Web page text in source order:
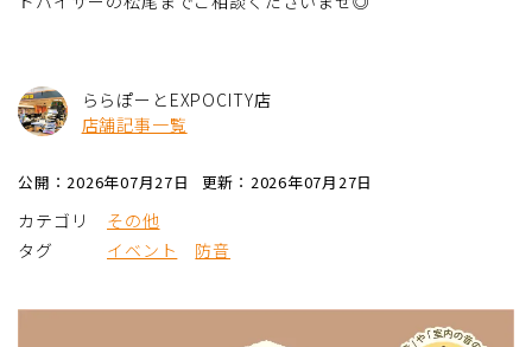
ららぽーとEXPOCITY店
店舗記事一覧
公開：2026年07月27日 更新：2026年07月27日
カテゴリ
その他
タグ
イベント 防音